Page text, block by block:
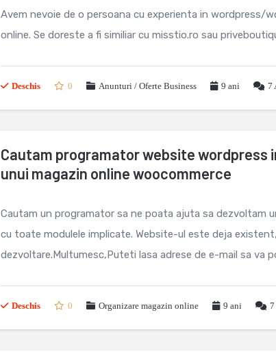
Avem nevoie de o persoana cu experienta in wordpress/
online. Se doreste a fi similiar cu misstio.ro sau
Deschis 0 Anunturi / Oferte Business 9 ani 7
Cautam programator website wordpress
unui magazin online woocommerce
Cautam un programator sa ne poata ajuta sa dezvoltam
cu toate modulele implicate. Website-ul este deja
dezvoltare.Multumesc,Puteti lasa adrese de e-mail sa va
Deschis 0 Organizare magazin online 9 ani 7